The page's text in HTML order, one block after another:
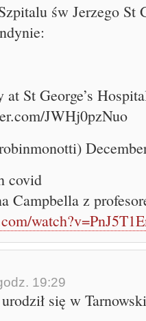
św Jerzego St
at St George’s
JWHj0pzNuo
covid
Campbella z
19:29
się w